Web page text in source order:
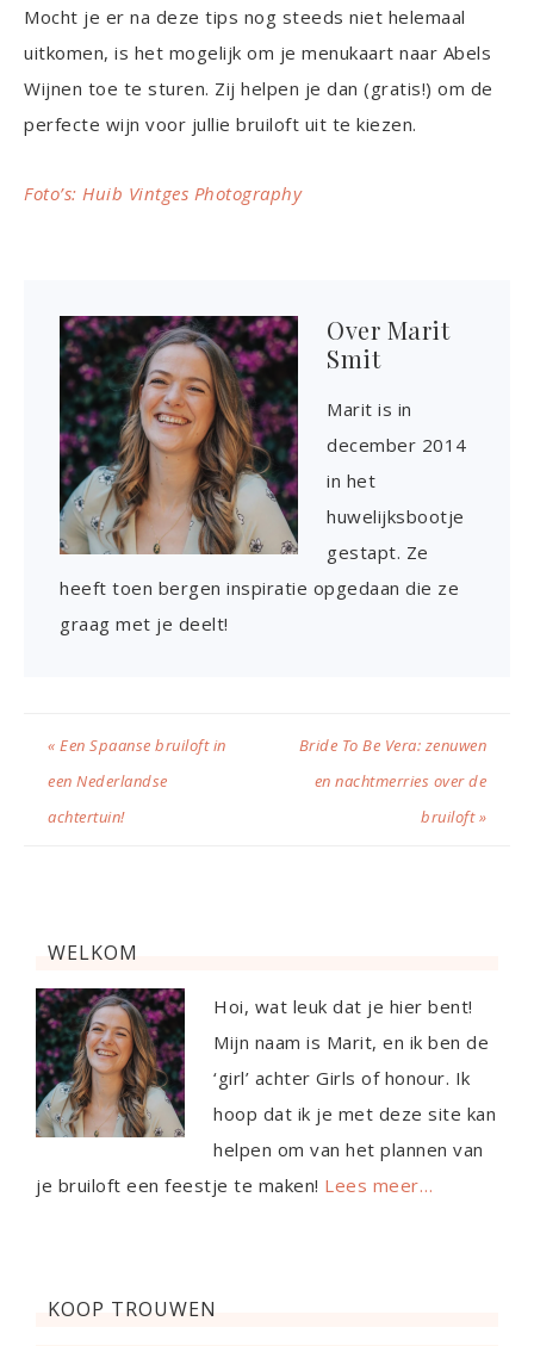
Mocht je er na deze tips nog steeds niet helemaal
uitkomen, is het mogelijk om je menukaart naar Abels
Wijnen toe te sturen. Zij helpen je dan (gratis!) om de
perfecte wijn voor jullie bruiloft uit te kiezen.
Foto’s: Huib Vintges Photography
Over Marit
Smit
Marit is in
december 2014
in het
huwelijksbootje
gestapt. Ze
heeft toen bergen inspiratie opgedaan die ze
graag met je deelt!
« Een Spaanse bruiloft in
een Nederlandse
achtertuin!
Bride To Be Vera: zenuwen
en nachtmerries over de
bruiloft »
WELKOM
Hoi, wat leuk dat je hier bent!
Mijn naam is Marit, en ik ben de
‘girl’ achter Girls of honour. Ik
hoop dat ik je met deze site kan
helpen om van het plannen van
je bruiloft een feestje te maken! Lees meer…
KOOP TROUWEN